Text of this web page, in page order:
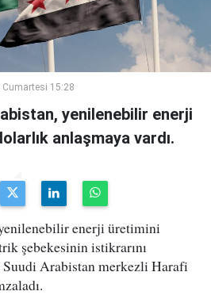
15:28
yenilenebilir enerji
anlaşmaya vardı.
enerji üretimini
şebekesinin istikrarını
Suudi Arabistan merkezli Harafi